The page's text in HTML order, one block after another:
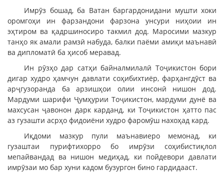
Имрӯз бошад, ба Ватан баргардонидани мушти хоки
оромгоҳи ин фарзандони фарзона унсури ниҳоии ин
эҳтиром ва қадршиносиро такмил дод. Маросими мазкур
танҳо як амали рамзӣ набуда, балки паёми амиқи маънавӣ
ва дипломатӣ ба ҳисоб меравад.
Ин рӯзҳо дар сатҳи байналмилалӣ Тоҷикистон бори
дигар худро ҳамчун давлати соҳибихтиёр, фарҳангдӯст ва
арҷгузоранда ба арзишҳои олии инсонӣ нишон дод.
Мардуми шарифи Ҷумҳурии Тоҷикистон, мардуми дунё ва
махсусан ҷавонон дарк карданд, ки Тоҷикистон ҳатто пас
аз гузашти асрҳо фидоиёни худро фаромӯш нахоҳад кард.
Иқдоми мазкур пули маънавиеро мемонад, ки
гузаштаи пурифтихорро бо имрӯзи соҳибистиқлол
мепайвандад ва нишон медиҳад, ки пойдевори давлати
имрӯзаи мо бар хуни кадом бузургон бино гардидааст.